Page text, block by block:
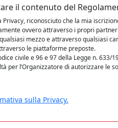
il contenuto del
riconosciuto che la mia
ovvero attraverso i propri
mezzo e attraverso
le piattaforme preposte.
civile e 96 e 97 della Legge n.
per l’Organizzatore di autorizzare
sulla Privacy.